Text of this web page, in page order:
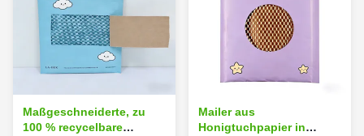
Maßgeschneiderte, zu
100 % recycelbare
Mailer aus
Honigtuchpapier in